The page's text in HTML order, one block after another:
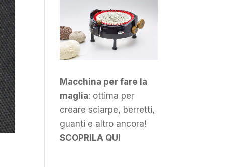
Macchina per fare la
maglia: ottima per
creare sciarpe, berretti,
guanti e altro ancora!
SCOPRILA QUI